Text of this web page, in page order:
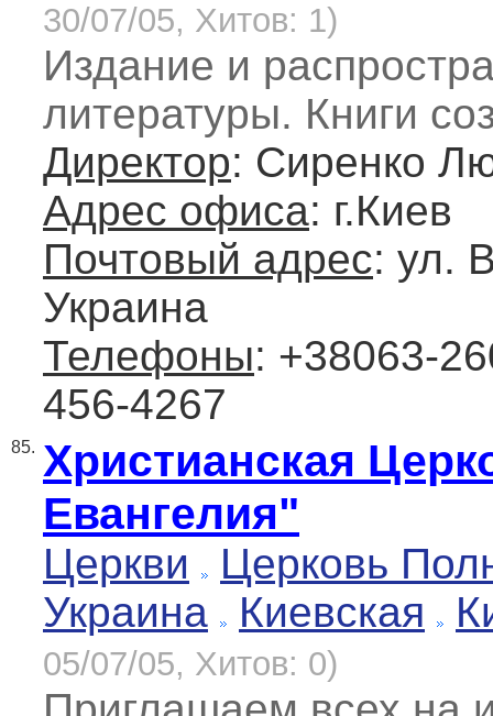
30/07/05, Хитов: 1)
Издание и
литературы. Книги
Директор: Сиренко
Адрес офиса: г.Киев
Почтовый адрес: ул.
Украина
Телефоны: +38063-
456-4267
85. Христианская
Евангелия"
Церкви
Церковь
Украина
Киевская
05/07/05, Хитов: 0)